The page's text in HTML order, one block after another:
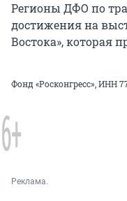
Регионы ДФО по
достижения на
Востока», которая
Фонд «Росконгресс», ИНН
Реклама.